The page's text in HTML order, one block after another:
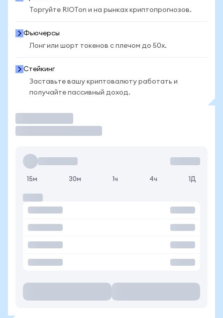
Торгуйте RIOTon и на рынках криптопрогнозов.
Фьючерсы
Лонг или шорт токенов с плечом до 50x.
Стейкинг
Заставьте вашу криптовалюту работать и
получайте пассивный доход.
15м 30м 1ч 4ч 1Д